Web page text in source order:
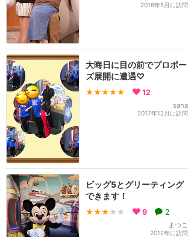
2018年5月に訪問
大晦日に目の前でプロポー
ズ展開に遭遇♡
★★★★★ 12
sana
2017年12月に訪問
ビッグ5とグリーティング
できます！
★★★ ★★ 9 2
まつこ
2012年に訪問